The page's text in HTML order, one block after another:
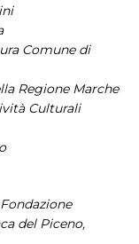
Comune di
Regione Marche
Culturali
del Piceno,